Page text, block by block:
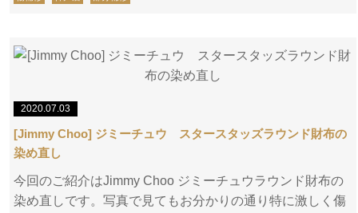
2020.07.03
[Jimmy Choo] ジミーチュウ スタースタッズラウンド財布の
染め直し
今回のご紹介はJimmy Choo ジミーチュウラウンド財布の
染め直しです。写真で見てもお分かりの通り特に激しく傷